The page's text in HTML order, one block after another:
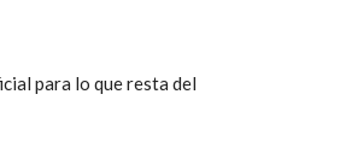
para lo que resta del